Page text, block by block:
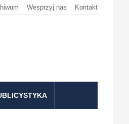
Wesprzyj nas Kontakt